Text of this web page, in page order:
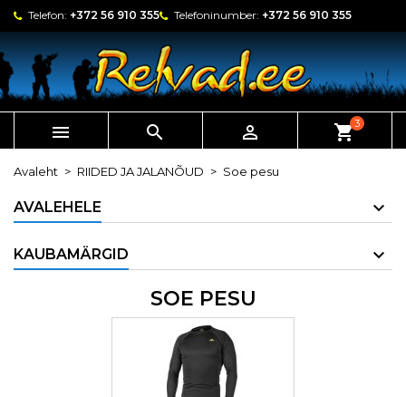
Telefon: +372 56 910 355 Telefoninumber: +372 56 910 355
   shopping_cart3
Avaleht RIIDED JA JALANÕUD Soe pesu
AVALEHELE
KAUBAMÄRGID
SOE PESU